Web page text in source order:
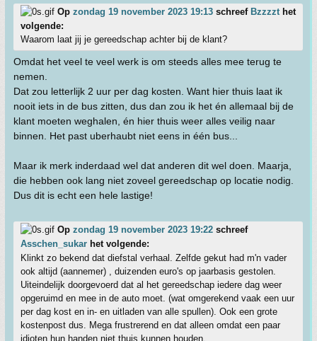
Op zondag 19 november 2023 19:13 schreef Bzzzzthet
volgende:
Waarom laat jij je gereedschap achter bij de klant?
Omdat het veel te veel werk is om steeds alles mee terug te
nemen.
Dat zou letterlijk 2 uur per dag kosten. Want hier thuis laat ik
nooit iets in de bus zitten, dus dan zou ik het én allemaal bij de
klant moeten weghalen, én hier thuis weer alles veilig naar
binnen. Het past uberhaubt niet eens in één bus...
Maar ik merk inderdaad wel dat anderen dit wel doen. Maarja,
die hebben ook lang niet zoveel gereedschap op locatie nodig.
Dus dit is echt een hele lastige!
Op zondag 19 november 2023 19:22 schreef
Asschen_sukar het volgende:
Klinkt zo bekend dat diefstal verhaal. Zelfde gekut had m'n vader
ook altijd (aannemer) , duizenden euro's op jaarbasis gestolen.
Uiteindelijk doorgevoerd dat al het gereedschap iedere dag weer
opgeruimd en mee in de auto moet. (wat omgerekend vaak een uur
per dag kost en in- en uitladen van alle spullen). Ook een grote
kostenpost dus. Mega frustrerend en dat alleen omdat een paar
idioten hun handen niet thuis kunnen houden.